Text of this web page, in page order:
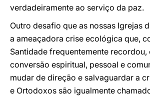
verdadeiramente ao serviço da paz.
Outro desafio que as nossas Igrejas
a ameaçadora crise ecológica que,
Santidade frequentemente recordou,
conversão espiritual, pessoal e
mudar de direção e salvaguardar a
e Ortodoxos são igualmente